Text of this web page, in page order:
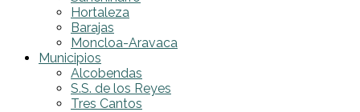
Hortaleza
Barajas
Moncloa-Aravaca
Municipios
Alcobendas
S.S. de los Reyes
Tres Cantos